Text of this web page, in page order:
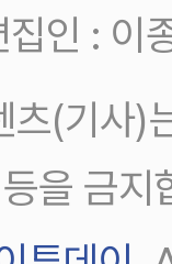
인 : 이
츠(기사)
을 금지